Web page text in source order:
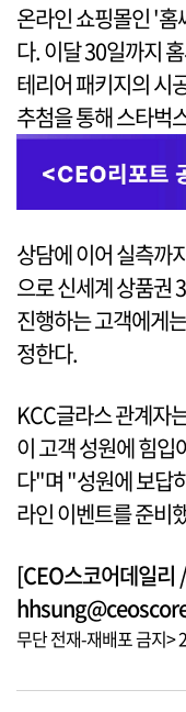
온라인 쇼핑몰인 '
다. 이달 30일까지
테리어 패키지의 시
추첨을 통해 스타벅
상담에 이어 실측까
으로 신세계 상품권
진행하는 고객에게
정한다.
KCC글라스 관계자
이 고객 성원에 힘
다"며 "성원에 보답
라인 이벤트를 준비
[CEO스코어데일리
무단 전재-재배포 금지>